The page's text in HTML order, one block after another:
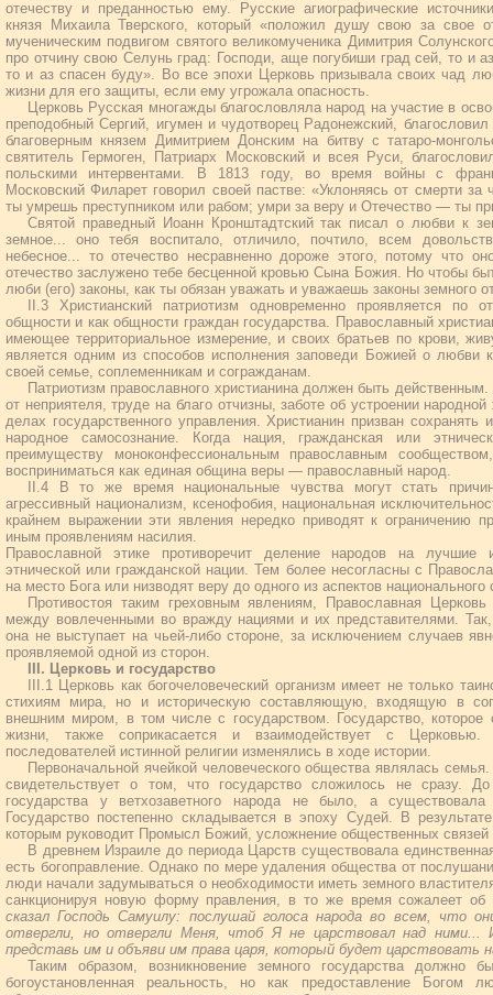
отечеству и преданностью ему. Русские агиографические
князя Михаила Тверского, который «положил душу свою за свое
мученическим подвигом святого великомученика Димитрия
про отчину свою Селунь град: Господи, аще погубиши град сей, то и
то и аз спасен буду». Во все эпохи Церковь призывала своих чад
жизни для его защиты, если ему угрожала опасность.
Церковь Русская многажды благословляла народ на участие в
преподобный Сергий, игумен и чудотворец Радонежский,
благоверным князем Димитрием Донским на битву с татаро-
святитель Гермоген, Патриарх Московский и всея Руси,
польскими интервентами. В 1813 году, во время войны с
Московский Филарет говорил своей пастве: «Уклоняясь от смерти
ты умрешь преступником или рабом; умри за веру и Отечество — ты
Святой праведный Иоанн Кронштадтский так писал о любви к
земное... оно тебя воспитало, отличило, почтило, всем
небесное... то отечество несравненно дороже этого, потому что
отечество заслужено тебе бесценной кровью Сына Божия. Но чтобы
люби (его) законы, как ты обязан уважать и уважаешь законы земного
II.3 Христианский патриотизм одновременно проявляется по
общности и как общности граждан государства. Православный
имеющее территориальное измерение, и своих братьев по крови,
является одним из способов исполнения заповеди Божией о любви
своей семье, соплеменникам и согражданам.
Патриотизм православного христианина должен быть
от неприятеля, труде на благо отчизны, заботе об устроении
делах государственного управления. Христианин призван сохранять
народное самосознание. Когда нация, гражданская или
преимуществу моноконфессиональным православным
восприниматься как единая община веры — православный народ.
II.4 В то же время национальные чувства могут стать
агрессивный национализм, ксенофобия, национальная
крайнем выражении эти явления нередко приводят к ограничению
иным проявлениям насилия.
Православной этике противоречит деление народов на лучшие
этнической или гражданской нации. Тем более несогласны с
на место Бога или низводят веру до одного из аспектов национального
Противостоя таким греховным явлениям, Православная
между вовлеченными во вражду нациями и их представителями.
она не выступает на чьей-либо стороне, за исключением случаев
проявляемой одной из сторон.
III. Церковь и государство
III.1 Церковь как богочеловеческий организм имеет не только
стихиям мира, но и историческую составляющую, входящую в
внешним миром, в том числе с государством. Государство, которое
жизни, также соприкасается и взаимодействует с Церковью.
последователей истинной религии изменялись в ходе истории.
Первоначальной ячейкой человеческого общества являлась
свидетельствует о том, что государство сложилось не сразу.
государства у ветхозаветного народа не было, а
Государство постепенно складывается в эпоху Судей. В
которым руководит Промысл Божий, усложнение общественных связей
В древнем Израиле до периода Царств существовала
есть богоправление. Однако по мере удаления общества от
люди начали задумываться о необходимости иметь земного
санкционируя новую форму правления, в то же время сожалеет об
сказал Господь Самуилу: послушай голоса народа во всем, что
отвергли, но отвергли Меня, чтоб Я не царствовал над ними...
представь им и объяви им права царя, который будет царствовать
Таким образом, возникновение земного государства должно
богоустановленная реальность, но как предоставление Богом